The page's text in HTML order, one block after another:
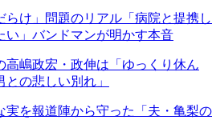
らけ」問題のリアル「病院と提携し
い」バンドマンが明かす本音
高嶋政宏・政伸は「ゆっくり休ん
の悲しい別れ」
実を報道陣から守った「夫・亀梨の